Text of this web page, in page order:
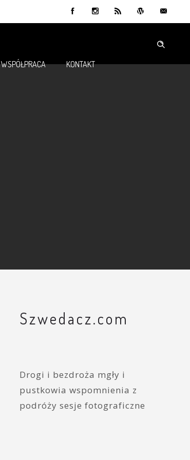
WSPÓŁPRACA KONTAKT
Szwedacz.com
Drogi i bezdroża mgły i
pustkowia wspomnienia z
podróży sesje fotograficzne